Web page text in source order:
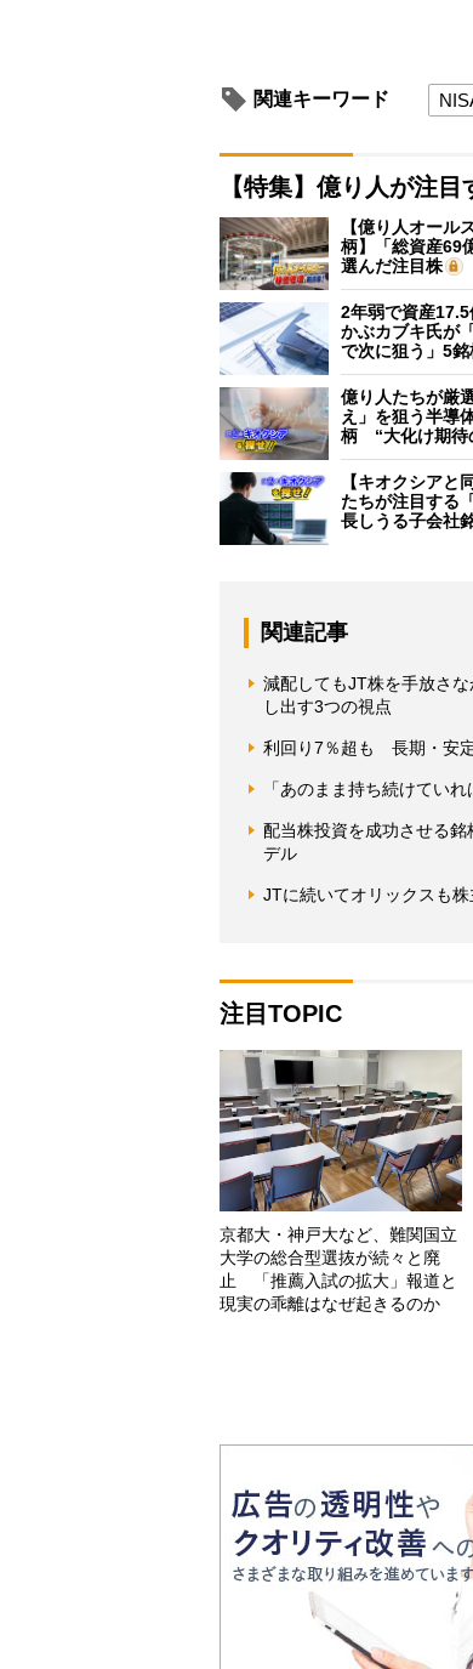
関連キーワード
【特集】億り人が注
【億り人オール
柄】「総資産69
選んだ注目株
2年弱で資産17.5
かぶカブキ氏が
で次に狙う」5銘
億り人たちが厳
え」を狙う半導
柄 “大化け期待
【キオクシアと
たちが注目する
長しうる子会社
関連記事
減配してもJT株を手放さ
し出す3つの視点
利回り7％超も 長期・安
「あのまま持ち続けてい
配当株投資を成功させる
デル
JTに続いてオリックスも
注目TOPIC
京都大・神戸大など、難関国立
大学の総合型選抜が続々と廃
止 「推薦入試の拡大」報道と
現実の乖離はなぜ起きるのか